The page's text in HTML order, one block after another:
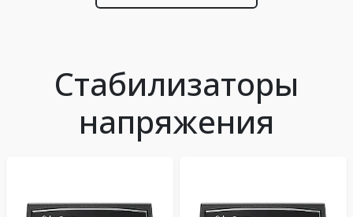
Стабилизаторы
напряжения